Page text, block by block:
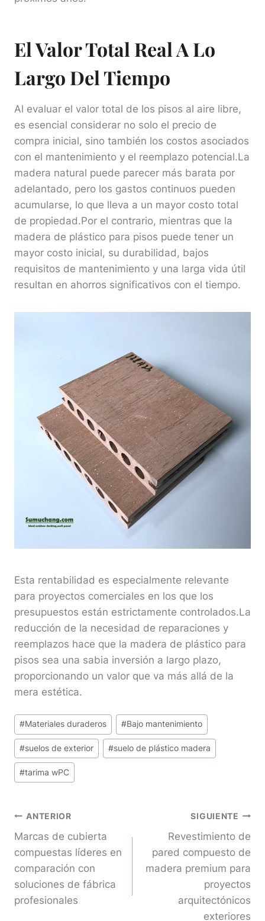
El Valor Total Real A Lo
Largo Del Tiempo
Al evaluar el valor total de los pisos al aire libre,
es esencial considerar no solo el precio de
compra inicial, sino también los costos asociados
con el mantenimiento y el reemplazo potencial.La
madera natural puede parecer más barata por
adelantado, pero los gastos continuos pueden
acumularse, lo que lleva a un mayor costo total
de propiedad.Por el contrario, mientras que la
madera de plástico para pisos puede tener un
mayor costo inicial, su durabilidad, bajos
requisitos de mantenimiento y una larga vida útil
resultan en ahorros significativos con el tiempo.
Esta rentabilidad es especialmente relevante
para proyectos comerciales en los que los
presupuestos están estrictamente controlados.La
reducción de la necesidad de reparaciones y
reemplazos hace que la madera de plástico para
pisos sea una sabia inversión a largo plazo,
proporcionando un valor que va más allá de la
mera estética.
Etiquetas
de
la
entrada:
#Materiales duraderos #Bajo mantenimiento
#suelos de exterior #suelo de plástico madera
#tarima wPC
Navegación
De
Entradas
ANTERIOR
Marcas de cubierta
compuestas líderes en
comparación con
soluciones de fábrica
profesionales
SIGUIENTE
Revestimiento de
pared compuesto de
madera premium para
proyectos
arquitectónicos
exteriores